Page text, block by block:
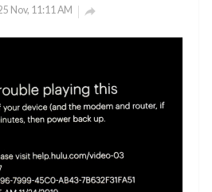
Nov, 11:11 AM 